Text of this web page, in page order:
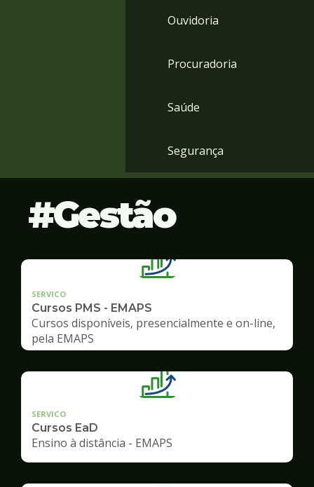
Ouvidoria
Procuradoria
Saúde
Segurança
Gestão
SERVICO
Cursos PMS - EMAPS
Cursos disponíveis, presencialmente e on-line,
pela EMAPS
SERVICO
Cursos EaD
Ensino à distância - EMAPS